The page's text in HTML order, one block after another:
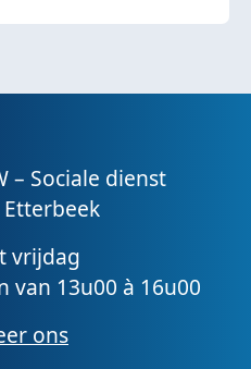
– Sociale dienst
Etterbeek
vrijdag
van 13u00 à 16u00
ons